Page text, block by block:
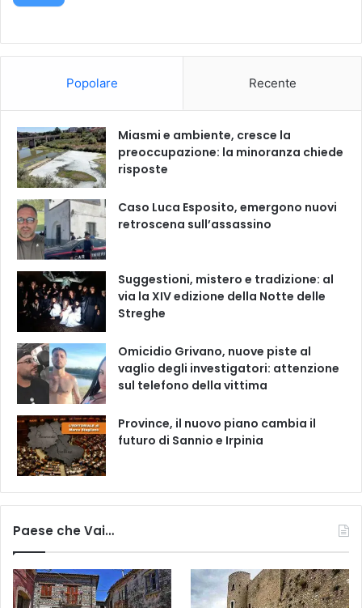
Popolare Recente
Miasmi e ambiente, cresce la
preoccupazione: la minoranza chiede
risposte
Caso Luca Esposito, emergono nuovi
retroscena sull’assassino
Suggestioni, mistero e tradizione: al
via la XIV edizione della Notte delle
Streghe
Omicidio Grivano, nuove piste al
vaglio degli investigatori: attenzione
sul telefono della vittima
Province, il nuovo piano cambia il
futuro di Sannio e Irpinia
Paese che Vai…